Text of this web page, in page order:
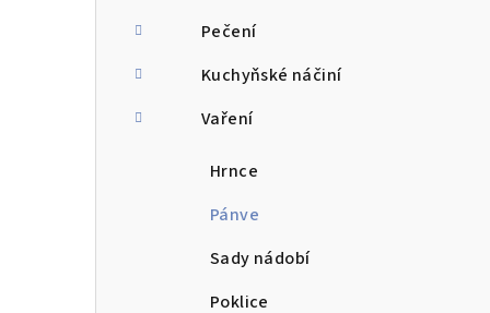
Pečení
Kuchyňské náčiní
Vaření
Hrnce
Pánve
Sady nádobí
Poklice